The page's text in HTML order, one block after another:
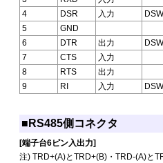
4
DSR 入力
5
GND
6
DTR 出力
7
CTS
入力
8
RTS
出力
9
RI 入力
■RS485側コネクタ
[端子台6ピン入出力]
注) TRD+(A)とTRD+(B)・TRD-(A)と